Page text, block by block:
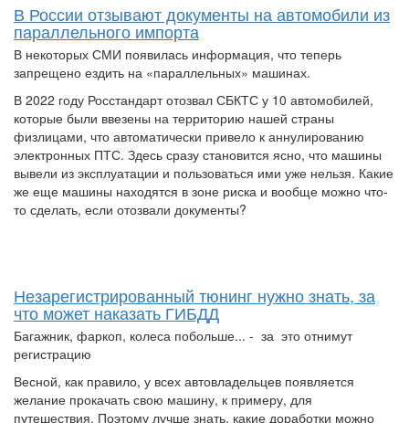
В России отзывают документы на автомобили из
параллельного импорта
В некоторых СМИ появилась информация, что теперь
запрещено ездить на «параллельных» машинах.
В 2022 году Росстандарт отозвал СБКТС у 10 автомобилей,
которые были ввезены на территорию нашей страны
физлицами, что автоматически привело к аннулированию
электронных ПТС. Здесь сразу становится ясно, что машины
вывели из эксплуатации и пользоваться ими уже нельзя. Какие
же еще машины находятся в зоне риска и вообще можно что-
то сделать, если отозвали документы?
Незарегистрированный тюнинг нужно знать, за
что может наказать ГИБДД
Багажник, фаркоп, колеса побольше... - за это отнимут
регистрацию
Весной, как правило, у всех автовладельцев появляется
желание прокачать свою машину, к примеру, для
путешествия. Поэтому лучше знать, какие доработки можно